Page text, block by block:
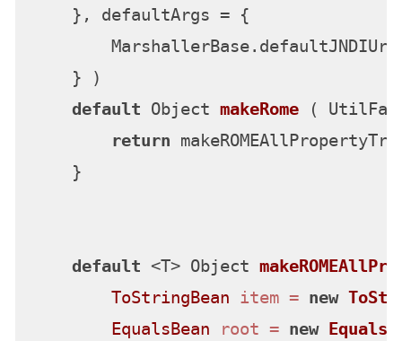
    }, defaultArgs = {
        MarshallerBase.defaultJNDIUrl
    } )
default Object makeRome
(
return
    }
default <T> Object
ToStringBean item = new
EqualsBean
root = new